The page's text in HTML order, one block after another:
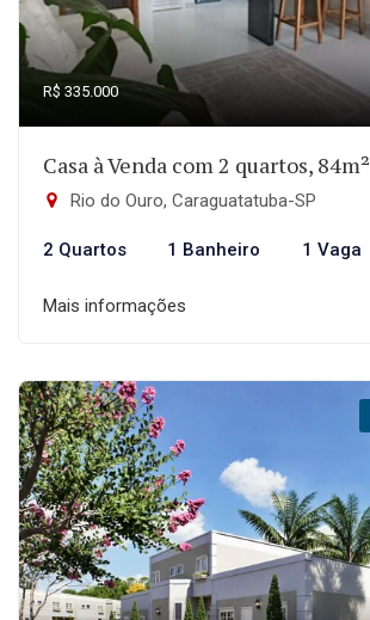
R$ 335.000
Casa à Venda com 2 quartos, 84m²
Rio do Ouro, Caraguatatuba-SP
2 Quartos 1 Banheiro 1 Vaga
Mais informações